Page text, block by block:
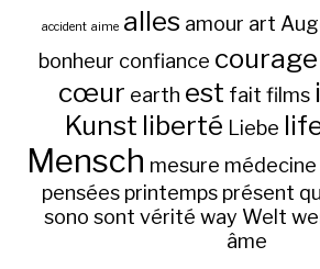
accident aime alles amour art
bonheur confiance courage
cœur earth est fait films
Kunst liberté Liebe
Mensch mesure médecine
pensées printemps présent
sono sont vérité way Welt
âme